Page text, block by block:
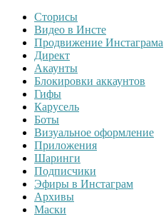
Сторисы
Видео в Инсте
Продвижение Инстаграма
Директ
Акаунты
Блокировки аккаунтов
Гифы
Карусель
Боты
Визуальное оформление
Приложения
Шаринги
Подписчики
Эфиры в Инстаграм
Архивы
Маски